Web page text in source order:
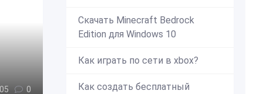
0
Скачать Minecraft Bedrock
Edition для Windows 10
Как играть по сети в xbox?
Как создать бесплатный